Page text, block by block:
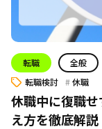
転職
全般
転職検討
休職
休職中に復職
え方を徹底解説